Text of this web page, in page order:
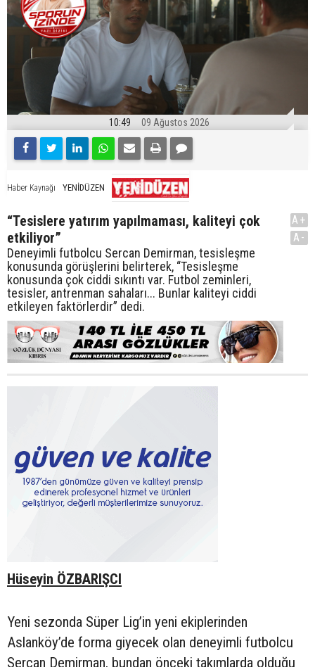
10:49 09 Ağustos 2026
Haber Kaynağı YENİDÜZEN
“Tesislere yatırım yapılmaması, kaliteyi çok
etkiliyor”
Deneyimli futbolcu Sercan Demirman, tesisleşme
konusunda görüşlerini belirterek, “Tesisleşme
konusunda çok ciddi sıkıntı var. Futbol zeminleri,
tesisler, antrenman sahaları... Bunlar kaliteyi ciddi
etkileyen faktörlerdir” dedi.
A+
A-
Hüseyin ÖZBARIŞCI
Yeni sezonda Süper Lig’in yeni ekiplerinden
Aslanköy’de forma giyecek olan deneyimli futbolcu
Sercan Demirman, bundan önceki takımlarda olduğu